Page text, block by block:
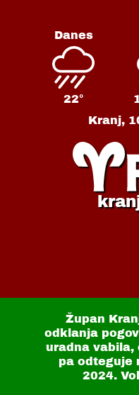
Danes
22°
Kranj,
Župan
odklanja
uradna
pa odteguje
2024.